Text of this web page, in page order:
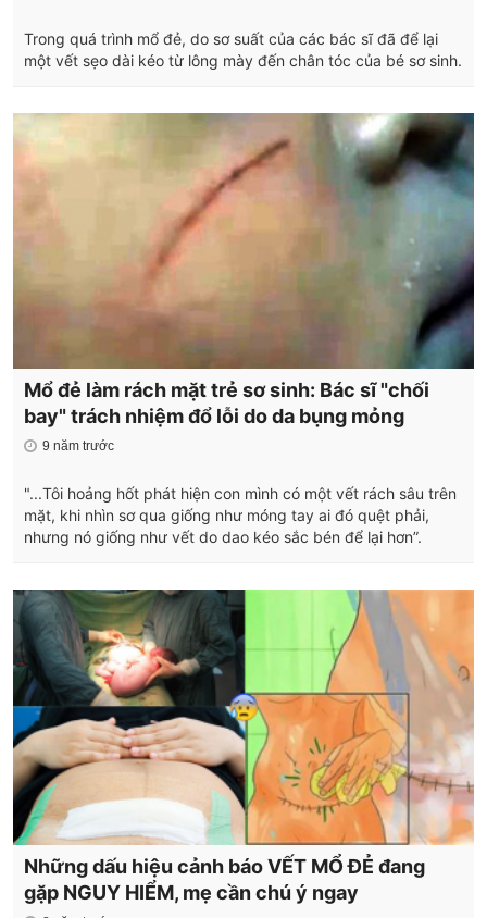
Trong quá trình mổ đẻ, do sơ suất của các bác sĩ đã để lại
một vết sẹo dài kéo từ lông mày đến chân tóc của bé sơ sinh.
Mổ đẻ làm rách mặt trẻ sơ sinh: Bác sĩ "chối
bay" trách nhiệm đổ lỗi do da bụng mỏng
9 năm trước
"...Tôi hoảng hốt phát hiện con mình có một vết rách sâu trên
mặt, khi nhìn sơ qua giống như móng tay ai đó quệt phải,
nhưng nó giống như vết do dao kéo sắc bén để lại hơn”.
Những dấu hiệu cảnh báo VẾT MỔ ĐẺ đang
gặp NGUY HIỂM, mẹ cần chú ý ngay